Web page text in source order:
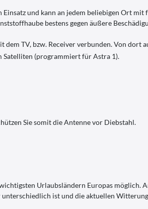
und kann an jedem beliebigen Ort
bestens gegen äußere
TV, bzw. Receiver verbunden. Von
Satelliten (programmiert für Astra 1).
Sie somit die Antenne vor Diebstahl.
Urlaubsländern Europas möglich.
ist und die aktuellen